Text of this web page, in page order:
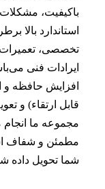
باکیفیت،
استاندارد
تخصصی، تعمیرات
ایرادات فنی
افزایش حافظه
قابل ارتقاء) و
مجموعه ما
مطمئن و شفاف
شما تحویل داده